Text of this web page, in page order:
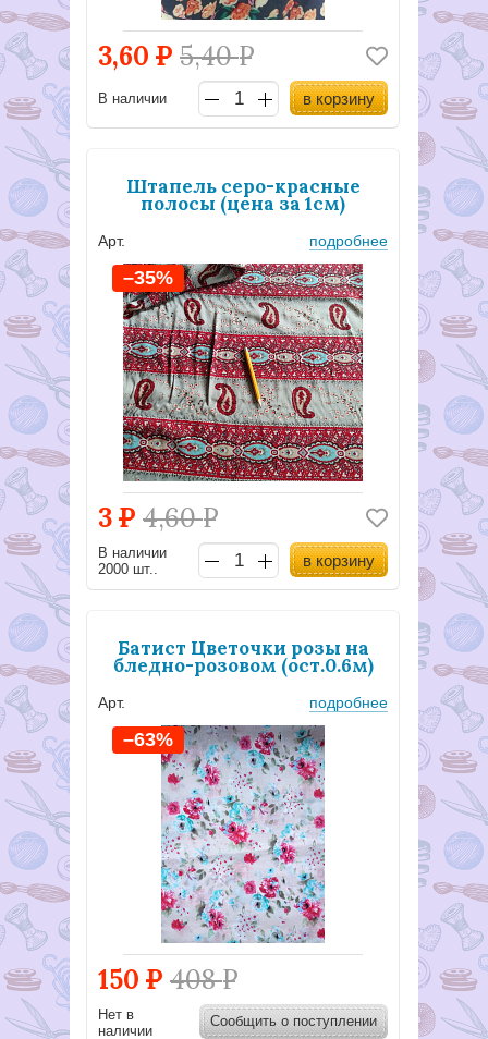
3,60 Р 5,40Р
В наличии в корзину
Штапель серо-красные
полосы (цена за 1см)
Арт. подробнее
3Р 4,60Р
–35%
В наличии
2000 шт..
в корзину
Батист Цветочки розы на
бледно-розовом (ост.0.6м)
Арт. подробнее
150 Р 408Р
–63%
Нет в
наличии
Сообщить о поступлении